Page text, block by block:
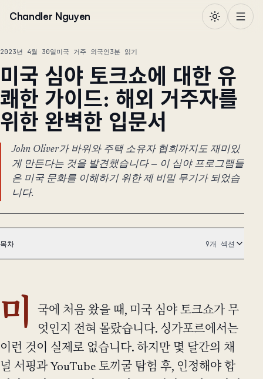
Chandler Nguyen
2023년 4월 30일미국 거주 외국인3분 읽기
미국 심야 토크쇼에 대한 유
쾌한 가이드: 해외 거주자를
위한 완벽한 입문서
John Oliver가 바위와 주택 소유자 협회까지도 재미있
게 만든다는 것을 발견했습니다 — 이 심야 프로그램들
은 미국 문화를 이해하기 위한 제 비밀 무기가 되었습
니다.
목차 9개 섹션
미
국에 처음 왔을 때, 미국 심야 토크쇼가 무
엇인지 전혀 몰랐습니다. 싱가포르에서는
이런 것이 실제로 없습니다. 하지만 몇 달간의 채
널 서핑과 YouTube 토끼굴 탐험 후, 인정해야 합